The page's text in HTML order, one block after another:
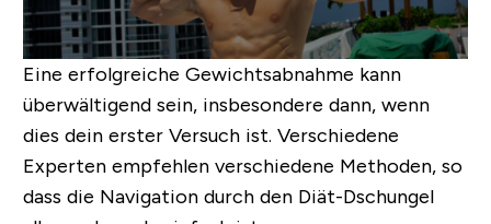
Eine erfolgreiche Gewichtsabnahme kann
überwältigend sein, insbesondere dann, wenn
dies dein erster Versuch ist. Verschiedene
Experten empfehlen verschiedene Methoden, so
dass die Navigation durch den Diät-Dschungel